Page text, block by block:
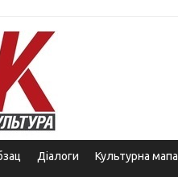
Діалоги Культурна мапа